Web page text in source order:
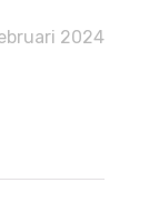
2024